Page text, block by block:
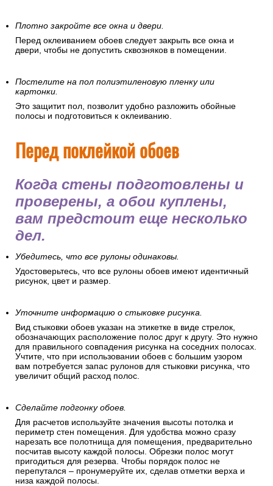
Плотно закройте все окна и двери.
Перед оклеиванием обоев следует закрыть все окна и
двери, чтобы не допустить сквозняков в помещении.
Постелите на пол полиэтиленовую пленку или
картонки.
Это защитит пол, позволит удобно разложить обойные
полосы и подготовиться к оклеиванию.
Перед поклейкой обоев
Когда стены подготовлены и
проверены, а обои куплены,
вам предстоит еще несколько
дел.
Убедитесь, что все рулоны одинаковы.
Удостоверьтесь, что все рулоны обоев имеют идентичный
рисунок, цвет и размер.
Уточните информацию о стыковке рисунка.
Вид стыковки обоев указан на этикетке в виде стрелок,
обозначающих расположение полос друг к другу. Это нужно
для правильного совпадения рисунка на соседних полосах.
Учтите, что при использовании обоев с большим узором
вам потребуется запас рулонов для стыковки рисунка, что
увеличит общий расход полос.
Сделайте подгонку обоев.
Для расчетов используйте значения высоты потолка и
периметр стен помещения. Для удобства можно сразу
нарезать все полотнища для помещения, предварительно
посчитав высоту каждой полосы. Обрезки полос могут
пригодиться для резерва. Чтобы порядок полос не
перепутался – пронумеруйте их, сделав отметки верха и
низа каждой полосы.